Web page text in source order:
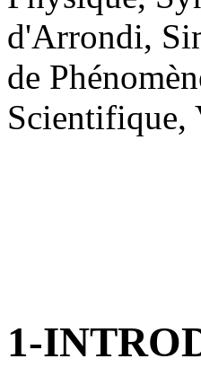
d'Arrondi,
de
Scientifique,
1-